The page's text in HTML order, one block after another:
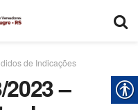
de Indicações
–